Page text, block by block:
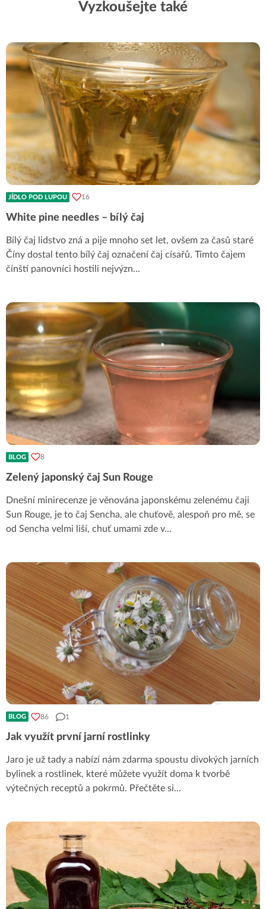
Vyzkoušejte také
JÍDLO POD LUPOU 16
White pine needles – bílý čaj
Bílý čaj lidstvo zná a pije mnoho set let, ovšem za časů staré
Číny dostal tento bílý čaj označení čaj císařů. Tímto čajem
čínští panovníci hostili nejvýzn...
BLOG 8
Zelený japonský čaj Sun Rouge
Dnešní minirecenze je věnována japonskému zelenému čaji
Sun Rouge, je to čaj Sencha, ale chuťově, alespoň pro mě, se
od Sencha velmi liší, chuť umami zde v...
BLOG 86 1
Jak využít první jarní rostlinky
Jaro je už tady a nabízí nám zdarma spoustu divokých jarních
bylinek a rostlinek, které můžete využít doma k tvorbě
výtečných receptů a pokrmů. Přečtěte si...